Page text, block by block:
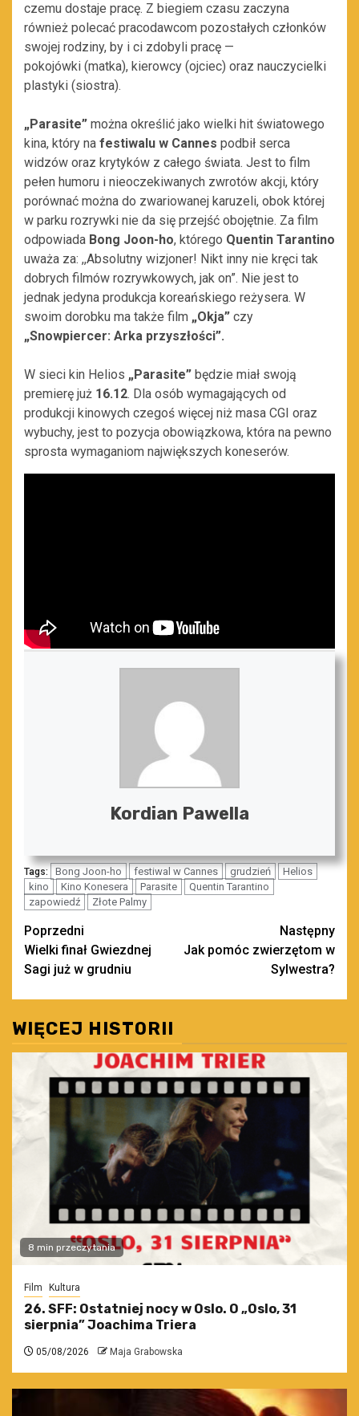
czemu dostaje pracę. Z biegiem czasu zaczyna
również polecać pracodawcom pozostałych członków
swojej rodziny, by i ci zdobyli pracę —
pokojówki (matka), kierowcy (ojciec) oraz nauczycielki
plastyki (siostra).
„Parasite” można określić jako wielki hit światowego
kina, który na festiwalu w Cannes podbił serca
widzów oraz krytyków z całego świata. Jest to film
pełen humoru i nieoczekiwanych zwrotów akcji, który
porównać można do zwariowanej karuzeli, obok której
w parku rozrywki nie da się przejść obojętnie. Za film
odpowiada Bong Joon-ho, którego Quentin Tarantino
uważa za: ,,Absolutny wizjoner! Nikt inny nie kręci tak
dobrych filmów rozrywkowych, jak on”. Nie jest to
jednak jedyna produkcja koreańskiego reżysera. W
swoim dorobku ma także film „Okja” czy
„Snowpiercer: Arka przyszłości”.
W sieci kin Helios „Parasite” będzie miał swoją
premierę już 16.12. Dla osób wymagających od
produkcji kinowych czegoś więcej niż masa CGI oraz
wybuchy, jest to pozycja obowiązkowa, która na pewno
sprosta wymaganiom największych koneserów.
Kordian Pawella
Tags: Bong Joon-ho festiwal w Cannes grudzień
Helios
kino
Kino Konesera Parasite
Quentin Tarantino
zapowiedź
Złote Palmy
Zobacz
wpisy
Poprzedni
Wielki finał Gwiezdnej
Sagi już w grudniu
Następny
Jak pomóc zwierzętom w
Sylwestra?
WIĘCEJ HISTORII
8 min przeczytania
Film Kultura
26. SFF: Ostatniej nocy w Oslo. O „Oslo, 31
sierpnia” Joachima Triera
05/08/2026 Maja Grabowska